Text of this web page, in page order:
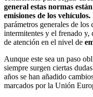
general estas normas
emisiones de los vehículos.
parámetros generales de
intermitentes y el frenado y,
de atención en el nivel de
Aunque este sea un paso
siempre surgen ciertas
años se han añadido
marcados por la Unión